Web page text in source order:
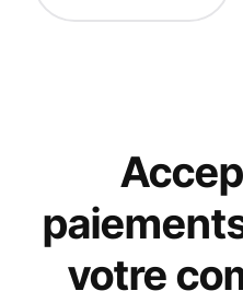
votre